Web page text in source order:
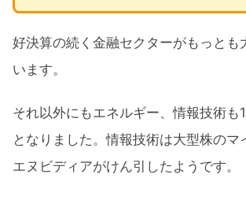
好決算の続く金融セクターがもっとも
います。
それ以外にもエネルギー、情報技術も
となりました。情報技術は大型株のマ
エヌビディアがけん引したようです。